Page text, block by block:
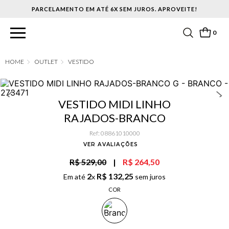
PARCELAMENTO EM ATÉ 6X SEM JUROS. APROVEITE!
0
OUTLET VESTIDO
VESTIDO MIDI LINHO
RAJADOS-BRANCO
Ref: 08861010000
VER AVALIAÇÕES
R$ 529,00 | R$ 264,50
Em até 2x R$ 132,25 sem juros
COR